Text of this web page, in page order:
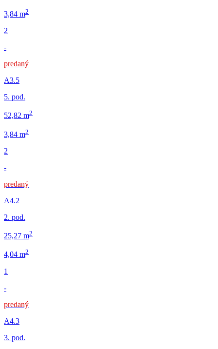
3,84 m2
2
-
predaný
A3.5
5. pod.
52,82 m2
3,84 m2
2
-
predaný
A4.2
2. pod.
25,27 m2
4,04 m2
1
-
predaný
A4.3
3. pod.